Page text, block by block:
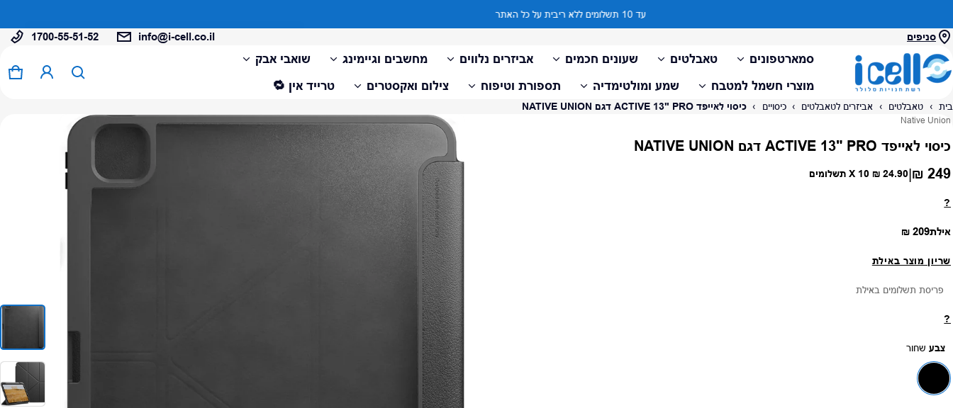
עד 10 תשלומים ללא ריבית על כל האתר
…
סניפים 1700-55-51-52 info@i-cell.co.il
סמארטפונים טאבלטים שעונים חכמים אביזרים נלווים מחשבים וגיימינג
שואבי אבק
מוצרי חשמל למטבח
שמע ומולטימדיה תספורת וטיפוח צילום ואקסטרים טרייד אין 🔁
0 פריטים
בית › טאבלטים › אביזרים לטאבלטים › כיסויים › כיסוי לאייפד ACTIVE 13" PRO דגם NATIVE UNION
ספק:
Native Union
כיסוי לאייפד ACTIVE 13" PRO דגם NATIVE UNION
מחיר רגיל
249 ₪
|
24.90 ₪ X 10 תשלומים
?
אילתמחיר רגיל
209 ₪
שריון מוצר באילת
פריסת תשלומים באילת
?
צבע שחור
דלג למידע על המוצר